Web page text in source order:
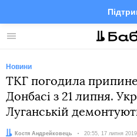
Меню
Новини
ТКГ погодила
Донбасі з 21 липня.
Луганській
Автор:Костя Андрейковець Дата:
20:55, 17 липня 2019